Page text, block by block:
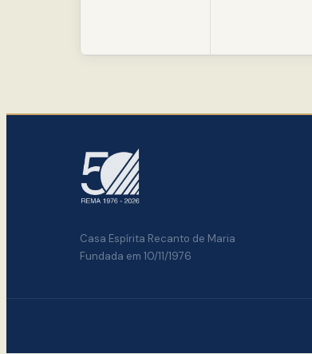
Casa Espírita Recanto de Maria
Fundada em 10/11/1976